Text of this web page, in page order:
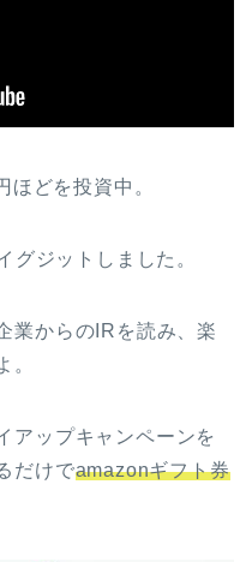
どを投資中。
グジットしました。
業からのIRを読み、楽
。
アップキャンペーンを
だけでamazonギフト券